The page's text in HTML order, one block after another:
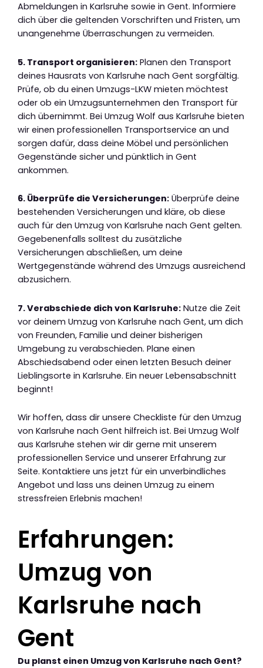
Abmeldungen in Karlsruhe sowie in Gent. Informiere
dich über die geltenden Vorschriften und Fristen, um
unangenehme Überraschungen zu vermeiden.
5. Transport organisieren: Planen den Transport
deines Hausrats von Karlsruhe nach Gent sorgfältig.
Prüfe, ob du einen Umzugs-LKW mieten möchtest
oder ob ein Umzugsunternehmen den Transport für
dich übernimmt. Bei Umzug Wolf aus Karlsruhe bieten
wir einen professionellen Transportservice an und
sorgen dafür, dass deine Möbel und persönlichen
Gegenstände sicher und pünktlich in Gent
ankommen.
6. Überprüfe die Versicherungen: Überprüfe deine
bestehenden Versicherungen und kläre, ob diese
auch für den Umzug von Karlsruhe nach Gent gelten.
Gegebenenfalls solltest du zusätzliche
Versicherungen abschließen, um deine
Wertgegenstände während des Umzugs ausreichend
abzusichern.
7. Verabschiede dich von Karlsruhe: Nutze die Zeit
vor deinem Umzug von Karlsruhe nach Gent, um dich
von Freunden, Familie und deiner bisherigen
Umgebung zu verabschieden. Plane einen
Abschiedsabend oder einen letzten Besuch deiner
Lieblingsorte in Karlsruhe. Ein neuer Lebensabschnitt
beginnt!
Wir hoffen, dass dir unsere Checkliste für den Umzug
von Karlsruhe nach Gent hilfreich ist. Bei Umzug Wolf
aus Karlsruhe stehen wir dir gerne mit unserem
professionellen Service und unserer Erfahrung zur
Seite. Kontaktiere uns jetzt für ein unverbindliches
Angebot und lass uns deinen Umzug zu einem
stressfreien Erlebnis machen!
Erfahrungen:
Umzug von
Karlsruhe nach
Gent
Du planst einen Umzug von Karlsruhe nach Gent?